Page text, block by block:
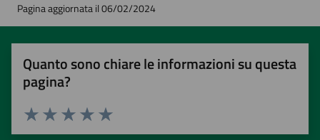
Pagina aggiornata il 06/02/2024
Quanto sono chiare le informazioni su questa
pagina?
Valuta 5 stelle su 5
Valuta 4 stelle su 5
Valuta 3 stelle su 5
Valuta 2 stelle su 5
Valuta 1 stelle su 5